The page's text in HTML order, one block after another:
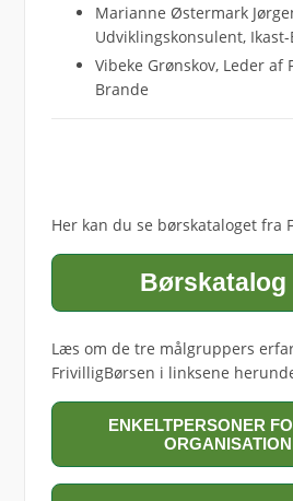
Marianne Østermark
Udviklingskonsulent,
Vibeke Grønskov, Leder af
Brande
Her kan du se børskataloget fra
Børskatalog
Læs om de tre målgruppers
FrivilligBørsen i linksene
ENKELTPERSONER